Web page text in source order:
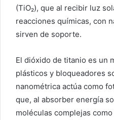
(TiO₂), que al recibir luz
reacciones químicas, con
sirven de soporte.
El dióxido de titanio es un
plásticos y bloqueadores
nanométrica actúa como
que, al absorber energía
moléculas complejas